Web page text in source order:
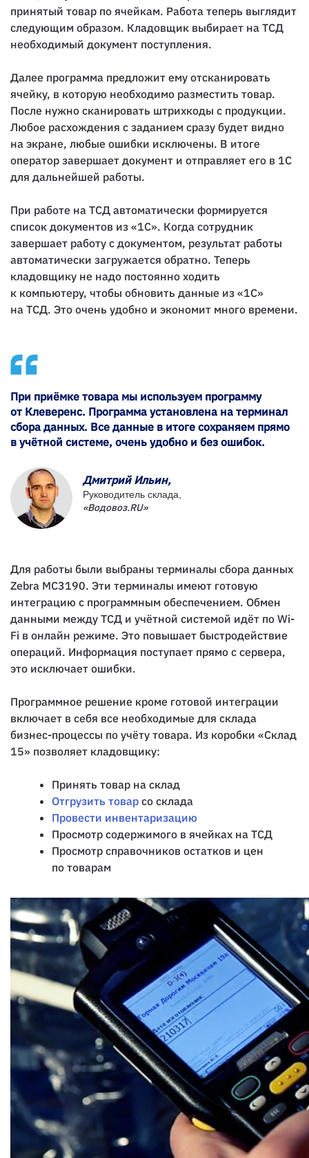
принятый товар по ячейкам. Работа теперь выглядит
следующим образом. Кладовщик выбирает на ТСД
необходимый документ поступления.
Далее программа предложит ему отсканировать
ячейку, в которую необходимо разместить товар.
После нужно сканировать штрихкоды с продукции.
Любое расхождения с заданием сразу будет видно
на экране, любые ошибки исключены. В итоге
оператор завершает документ и отправляет его в 1С
для дальнейшей работы.
При работе на ТСД автоматически формируется
список документов из «1С». Когда сотрудник
завершает работу с документом, результат работы
автоматически загружается обратно. Теперь
кладовщику не надо постоянно ходить
к компьютеру, чтобы обновить данные из «1С»
на ТСД. Это очень удобно и экономит много времени.
При приёмке товара мы используем программу
от Клеверенс. Программа установлена на терминал
сбора данных. Все данные в итоге сохраняем прямо
в учётной системе, очень удобно и без ошибок.
Дмитрий Ильин,
Руководитель склада,
«Водовоз.RU»
Для работы были выбраны терминалы сбора данных
Zebra MC3190. Эти терминалы имеют готовую
интеграцию с программным обеспечением. Обмен
данными между ТСД и учётной системой идёт по Wi-
Fi в онлайн режиме. Это повышает быстродействие
операций. Информация поступает прямо с сервера,
это исключает ошибки.
Программное решение кроме готовой интеграции
включает в себя все необходимые для склада
бизнес-процессы по учёту товара. Из коробки «Склад
15» позволяет кладовщику:
Принять товар на склад
Отгрузить товар со склада
Провести инвентаризацию
Просмотр содержимого в ячейках на ТСД
Просмотр справочников остатков и цен
по товарам